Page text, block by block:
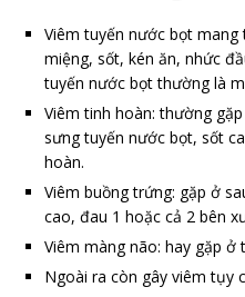
Viêm tuyến nước bọt
miệng, sốt, kén ăn, nhức
tuyến nước bọt thường là
Viêm tinh hoàn: thường
sưng tuyến nước bọt, sốt
hoàn.
Viêm buồng trứng: gặp ở
cao, đau 1 hoặc cả 2 bên
Viêm màng não: hay gặp ở
Ngoài ra còn gây viêm tụy